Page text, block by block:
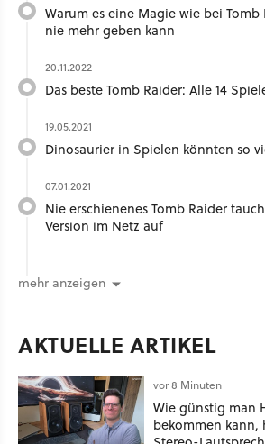
Warum es eine Magie wie bei Tomb
nie mehr geben kann
20.11.2022
Das beste Tomb Raider: Alle 14
19.05.2021
Dinosaurier in Spielen könnten so
07.01.2021
Nie erschienenes Tomb Raider
Version im Netz auf
mehr anzeigen
AKTUELLE ARTIKEL
vor 8 Minuten
Wie günstig man
bekommen kann,